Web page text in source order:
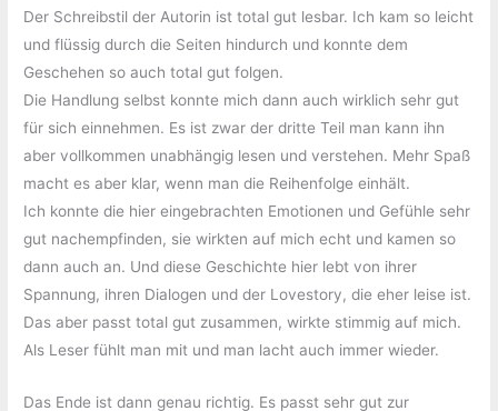
Der Schreibstil der Autorin ist total gut lesbar. Ich kam so leicht
und flüssig durch die Seiten hindurch und konnte dem
Geschehen so auch total gut folgen.
Die Handlung selbst konnte mich dann auch wirklich sehr gut
für sich einnehmen. Es ist zwar der dritte Teil man kann ihn
aber vollkommen unabhängig lesen und verstehen. Mehr Spaß
macht es aber klar, wenn man die Reihenfolge einhält.
Ich konnte die hier eingebrachten Emotionen und Gefühle sehr
gut nachempfinden, sie wirkten auf mich echt und kamen so
dann auch an. Und diese Geschichte hier lebt von ihrer
Spannung, ihren Dialogen und der Lovestory, die eher leise ist.
Das aber passt total gut zusammen, wirkte stimmig auf mich.
Als Leser fühlt man mit und man lacht auch immer wieder.
Das Ende ist dann genau richtig. Es passt sehr gut zur